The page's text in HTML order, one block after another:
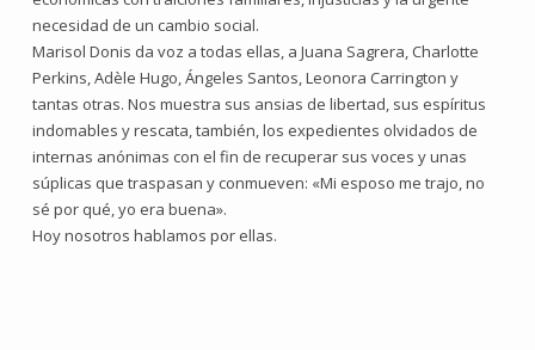
necesidad de un cambio social.
Marisol Donis da voz a todas ellas, a Juana Sagrera, Charlotte
Perkins, Adèle Hugo, Ángeles Santos, Leonora Carrington y
tantas otras. Nos muestra sus ansias de libertad, sus espíritus
indomables y rescata, también, los expedientes olvidados de
internas anónimas con el fin de recuperar sus voces y unas
súplicas que traspasan y conmueven: «Mi esposo me trajo, no
sé por qué, yo era buena».
Hoy nosotros hablamos por ellas.